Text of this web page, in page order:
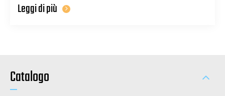
Leggi di più
Catalogo